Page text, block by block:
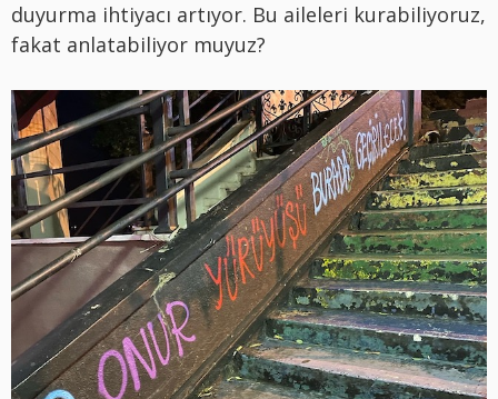
duyurma ihtiyacı artıyor. Bu aileleri kurabiliyoruz,
fakat anlatabiliyor muyuz?